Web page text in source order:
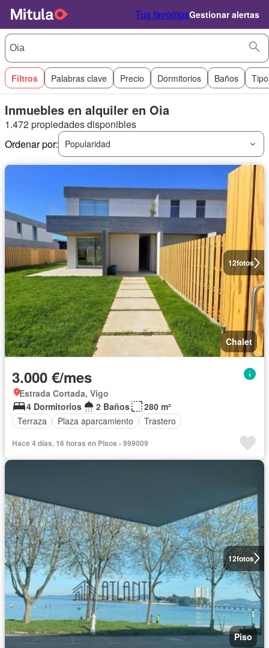
Tus favoritosGestionar alertas
Filtros Palabras clave Precio Dormitorios Baños
Inmuebles en alquiler en Oia
1.472 propiedades disponibles
Ordenar por:
Popularidad
12fotos
Chalet
3.000 €/mes
Estrada Cortada, Vigo
4 Dormitorios
2 Baños
280 m²
Terraza
Plaza aparcamiento Trastero
Hace 4 días, 16 horas en Pisos - 999009
12fotos
Piso